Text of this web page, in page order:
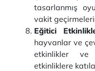
tasarlanmış
vakit
Eğitici
hayvanlar ve
etkinlikler ve
etkinliklere